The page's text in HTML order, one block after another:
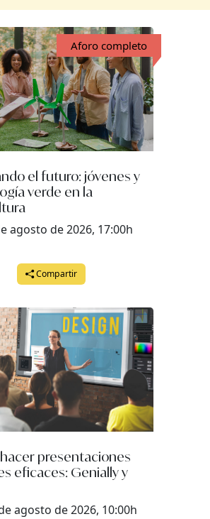
Aforo completo
el futuro: jóvenes y
verde en la
agosto de 2026, 17:00h
Compartir
presentaciones
eficaces: Genially y
agosto de 2026, 10:00h